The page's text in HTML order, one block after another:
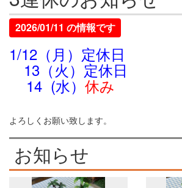
2026/01/11 の情報です
1/12（月）定休日
13（火）定休日
14 (水）休み
よろしくお願い致します。
お知らせ